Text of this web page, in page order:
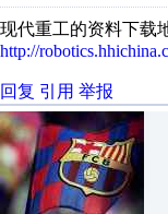
现代重工的资料下载
http://
回复 引用 举报